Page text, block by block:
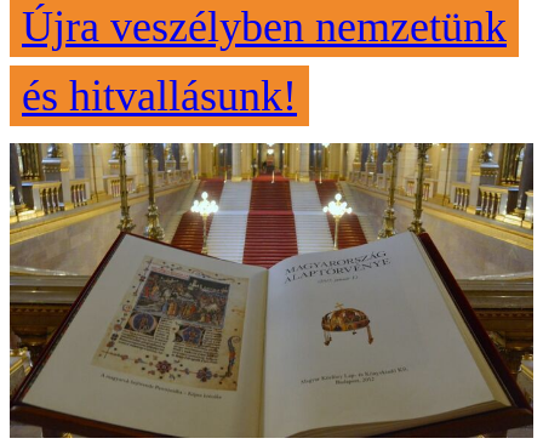
Újra veszélyben nemzetünk
és hitvallásunk!